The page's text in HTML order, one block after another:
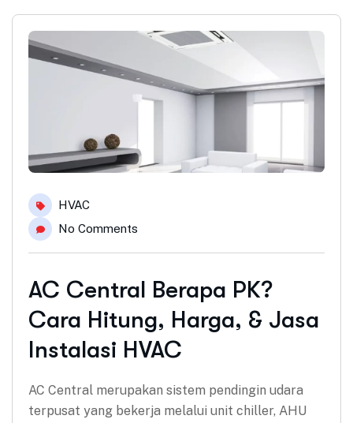
HVAC
No Comments
AC Central Berapa PK?
Cara Hitung, Harga, & Jasa
Instalasi HVAC
AC Central merupakan sistem pendingin udara
terpusat yang bekerja melalui unit chiller, AHU